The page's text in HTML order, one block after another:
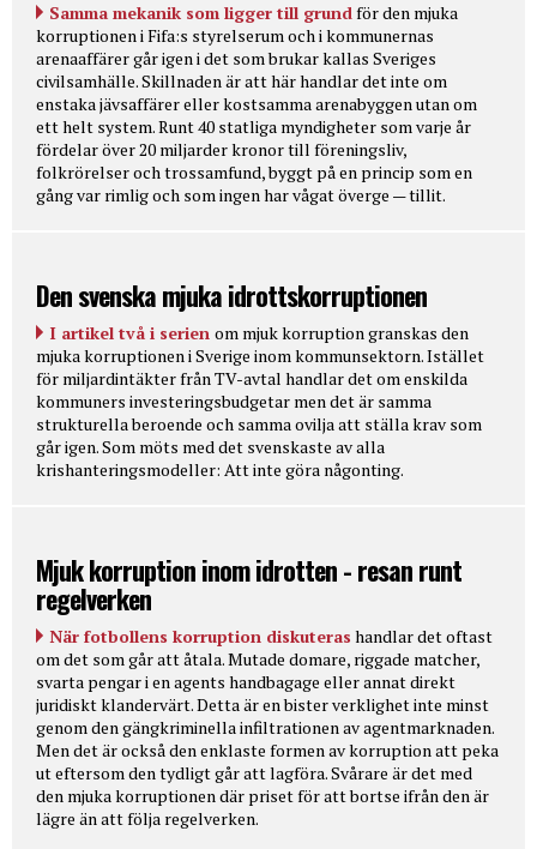
Samma mekanik som ligger till grundför den mjuka
korruptionen i Fifa:s styrelserum och i kommunernas
arenaaffärer går igen i det som brukar kallas Sveriges
civilsamhälle. Skillnaden är att här handlar det inte om
enstaka jävsaffärer eller kostsamma arenabyggen utan om
ett helt system. Runt 40 statliga myndigheter som varje år
fördelar över 20 miljarder kronor till föreningsliv,
folkrörelser och trossamfund, byggt på en princip som en
gång var rimlig och som ingen har vågat överge — tillit.
Den svenska mjuka idrottskorruptionen
I artikel två i serien om mjuk korruption granskas den
mjuka korruptionen i Sverige inom kommunsektorn. Istället
för miljardintäkter från TV-avtal handlar det om enskilda
kommuners investeringsbudgetar men det är samma
strukturella beroende och samma ovilja att ställa krav som
går igen. Som möts med det svenskaste av alla
krishanteringsmodeller: Att inte göra någonting.
Mjuk korruption inom idrotten - resan runt
regelverken
När fotbollens korruption diskuteras handlar det oftast
om det som går att åtala. Mutade domare, riggade matcher,
svarta pengar i en agents handbagage eller annat direkt
juridiskt klandervärt. Detta är en bister verklighet inte minst
genom den gängkriminella infiltrationen av agentmarknaden.
Men det är också den enklaste formen av korruption att peka
ut eftersom den tydligt går att lagföra. Svårare är det med
den mjuka korruptionen där priset för att bortse ifrån den är
lägre än att följa regelverken.